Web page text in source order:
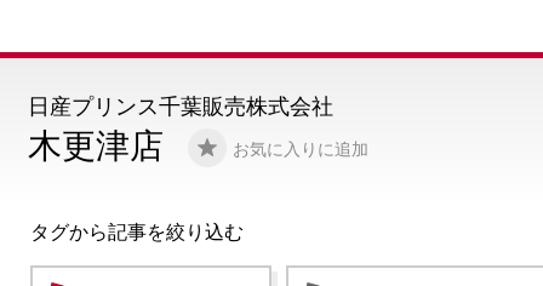
木更津店 お気に入りに追加
日産プリンス千葉販売株式会社
タグから記事を絞り込む